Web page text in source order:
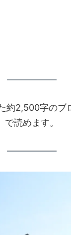
約2,500字のブ
で読めます。